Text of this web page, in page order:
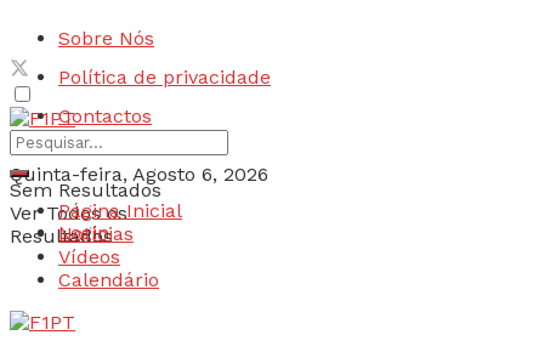
Sobre Nós
Política de privacidade
Contactos
Quinta-feira, Agosto 6, 2026
Login
Sem Resultados
Ver Todos os
Resultados
Página Inicial
Notícias
Vídeos
Calendário